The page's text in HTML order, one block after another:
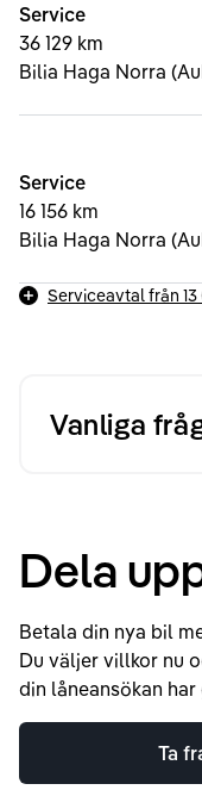
Service
36 129 km
Bilia Haga Norra
Service
16 156 km
Bilia Haga Norra
Serviceavtal från
Vanliga
Dela
Betala din nya bil
Du väljer villkor nu
din låneansökan
Ta